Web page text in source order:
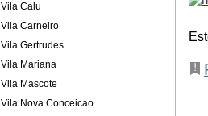
Vila Calu
Vila Carneiro
Vila Gertrudes
Vila Mariana
Vila Mascote
Vila Nova Conceicao